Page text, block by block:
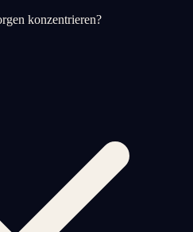
konzentrieren?